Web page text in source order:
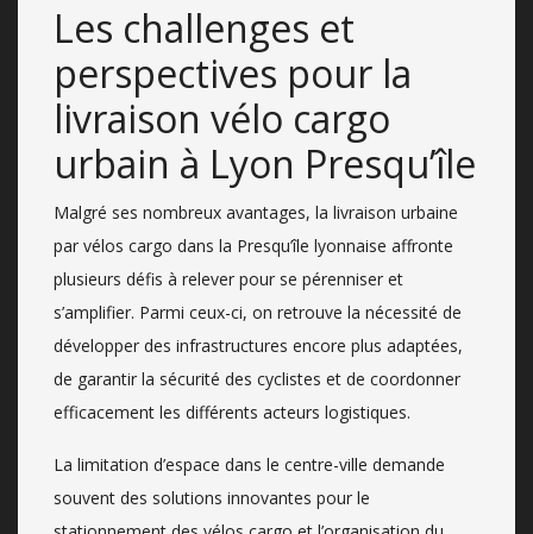
Les challenges et
perspectives pour la
livraison vélo cargo
urbain à Lyon Presqu’île
Malgré ses nombreux avantages, la livraison urbaine
par vélos cargo dans la Presqu’île lyonnaise affronte
plusieurs défis à relever pour se pérenniser et
s’amplifier. Parmi ceux-ci, on retrouve la nécessité de
développer des infrastructures encore plus adaptées,
de garantir la sécurité des cyclistes et de coordonner
efficacement les différents acteurs logistiques.
La limitation d’espace dans le centre-ville demande
souvent des solutions innovantes pour le